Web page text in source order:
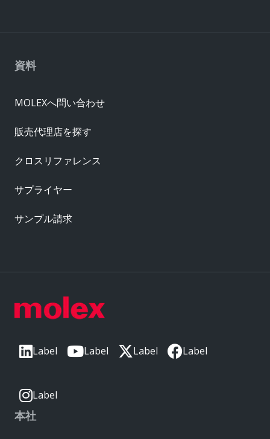
Label Label Label Label
Label
本社
資料
MOLEXへ問い合わせ
販売代理店を探す
クロスリファレンス
サプライヤー
サンプル請求